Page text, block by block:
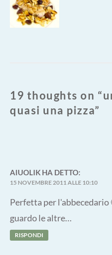
post:
19 thoughts on “
quasi una pizza”
AIUOLIK HA DETTO:
15 NOVEMBRE 2011 ALLE 10:10
Perfetta per l'abbecedario
guardo le altre…
RISPONDI